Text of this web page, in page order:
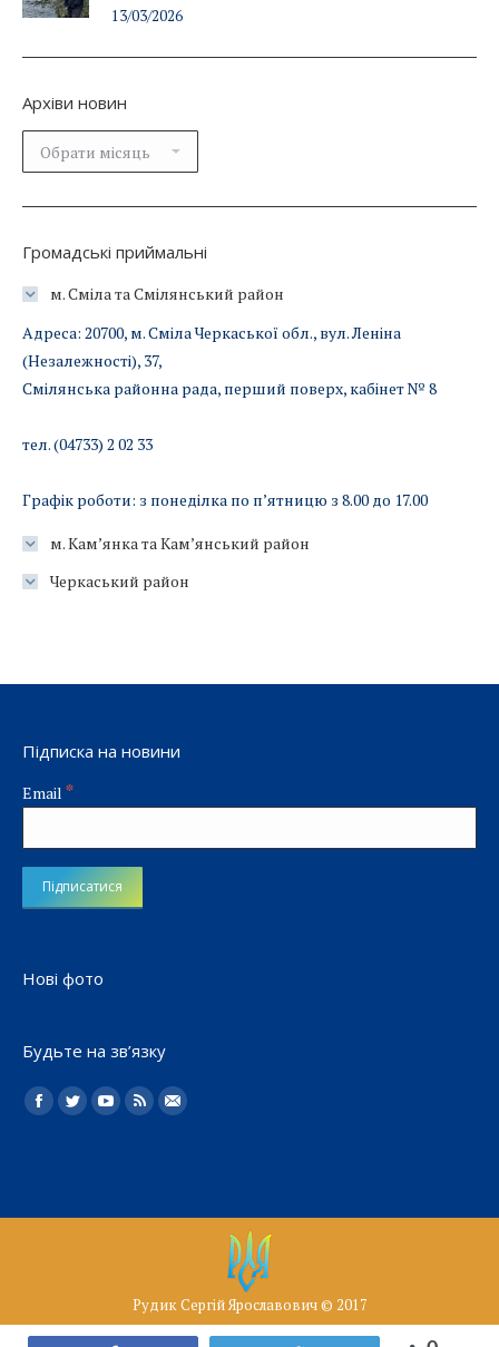
13/03/2026
Архіви новин
Архіви
новин
Громадські приймальні
м. Сміла та Смілянський район
Адреса: 20700, м. Сміла Черкаської обл., вул. Леніна
(Незалежності), 37,
Смілянська районна рада, перший поверх, кабінет № 8
тел. (04733) 2 02 33
Графік роботи: з понеділка по п’ятницю з 8.00 до 17.00
м. Кам’янка та Кам’янський район
Черкаський район
Підписка на новини
Email *
Нові фото
Будьте на зв’язку
Найдите нас:
Facebook
TwitterYouTube
Rss Електронна
Рудик Сергій Ярославович © 2017